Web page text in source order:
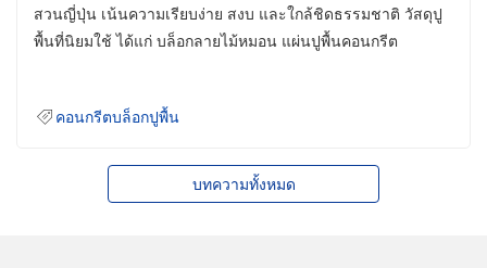
สวนญี่ปุ่น เน้นความเรียบง่าย สงบ และใกล้ชิดธรรมชาติ วัสดุปู
พื้นที่นิยมใช้ ได้แก่ บล็อกลายไม้หมอน แผ่นปูพื้นคอนกรีต
คอนกรีตบล็อกปูพื้น
บทความทั้งหมด